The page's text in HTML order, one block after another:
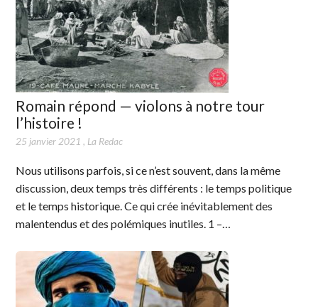
Romain répond — violons à notre tour
l’histoire !
25 janvier 2021 , La Redac
Nous utilisons parfois, si ce n’est souvent, dans la même
discussion, deux temps très différents : le temps politique
et le temps historique. Ce qui crée inévitablement des
malentendus et des polémiques inutiles. 1 –…